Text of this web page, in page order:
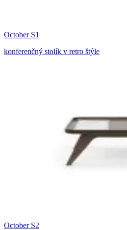
October S1
konferenčný stolík v retro štýle
October S2